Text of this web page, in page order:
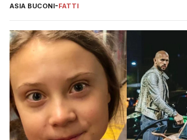
ASIA BUCONI-FATTI